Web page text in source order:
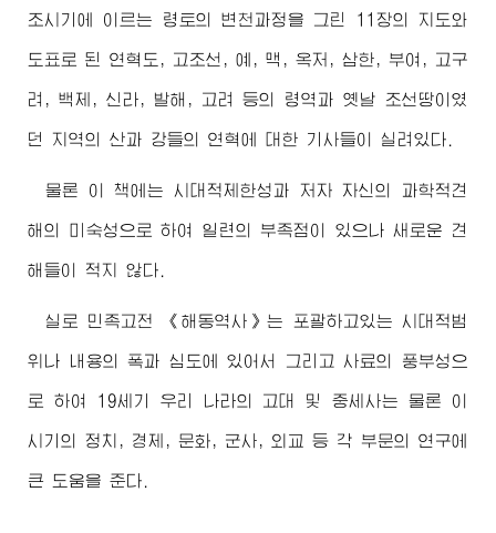
조시기에 이르는 령토의 변천과정을 그린 11장의 지도와
도표로 된 연혁도, 고조선, 예, 맥, 옥저, 삼한, 부여, 고구
려, 백제, 신라, 발해, 고려 등의 령역과 옛날 조선땅이였
던 지역의 산과 강들의 연혁에 대한 기사들이 실려있다.
물론 이 책에는 시대적제한성과 저자 자신의 과학적견
해의 미숙성으로 하여 일련의 부족점이 있으나 새로운 견
해들이 적지 않다.
실로 민족고전 《해동역사》는 포괄하고있는 시대적범
위나 내용의 폭과 심도에 있어서 그리고 사료의 풍부성으
로 하여 19세기 우리 나라의 고대 및 중세사는 물론 이
시기의 정치, 경제, 문화, 군사, 외교 등 각 부문의 연구에
큰 도움을 준다.